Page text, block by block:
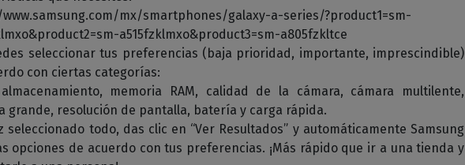
mx/smartphones/galaxy-a-series/?product1=sm-
a515fzklmxo&product3=sm-a805fzkltce
seleccionar tus preferencias (baja prioridad, importante, imprescindible)
con ciertas categorías:
almacenamiento, memoria RAM, calidad de la cámara, cámara multilente,
grande, resolución de pantalla, batería y carga rápida.
seleccionado todo, das clic en “Ver Resultados” y automáticamente Samsung
opciones de acuerdo con tus preferencias. ¡Más rápido que ir a una tienda y